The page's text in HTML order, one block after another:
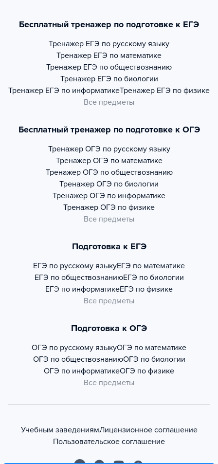
Бесплатный тренажер по подготовке к ЕГЭ
Тренажер ЕГЭ по русскому языку
Тренажер ЕГЭ по математике
Тренажер ЕГЭ по обществознанию
Тренажер ЕГЭ по биологии
Тренажер ЕГЭ по информатикеТренажер ЕГЭ по физике
Все предметы
Бесплатный тренажер по подготовке к ОГЭ
Тренажер ОГЭ по русскому языку
Тренажер ОГЭ по математике
Тренажер ОГЭ по обществознанию
Тренажер ОГЭ по биологии
Тренажер ОГЭ по информатике
Тренажер ОГЭ по физике
Все предметы
Подготовка к ЕГЭ
ЕГЭ по русскому языкуЕГЭ по математике
ЕГЭ по обществознаниюЕГЭ по биологии
ЕГЭ по информатикеЕГЭ по физике
Все предметы
Подготовка к ОГЭ
ОГЭ по русскому языкуОГЭ по математике
ОГЭ по обществознаниюОГЭ по биологии
ОГЭ по информатикеОГЭ по физике
Все предметы
Учебным заведениямЛицензионное соглашение
Пользовательское соглашение